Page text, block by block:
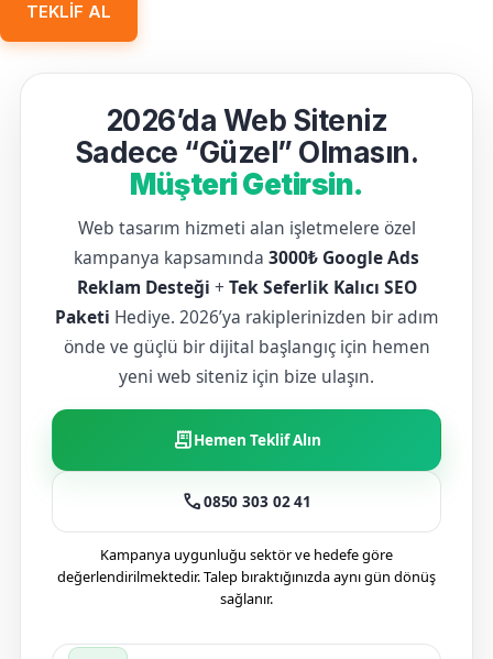
TEKLIF AL
2026’da Web Siteniz
Sadece “Güzel” Olmasın.
Müşteri Getirsin.
Web tasarım hizmeti alan işletmelere özel
kampanya kapsamında 3000₺ Google Ads
Reklam Desteği + Tek Seferlik Kalıcı SEO
Paketi Hediye. 2026’ya rakiplerinizden bir adım
önde ve güçlü bir dijital başlangıç için hemen
yeni web siteniz için bize ulaşın.
receipt_longHemen Teklif Alın
call0850 303 02 41
Kampanya uygunluğu sektör ve hedefe göre
değerlendirilmektedir. Talep bıraktığınızda aynı gün dönüş
sağlanır.